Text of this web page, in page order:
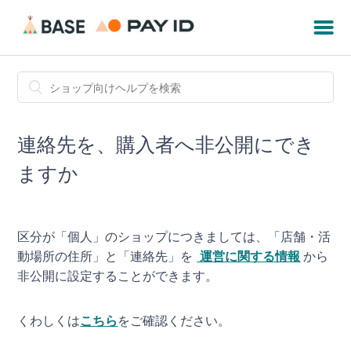
連絡先を、購入者へ非公開にでき
ますか
区分が「個人」のショップにつきましては、「店舗・活
動場所の住所」と「連絡先」を 運営に関する情報 から
非公開に設定することができます。
くわしくはこちら をご確認ください。